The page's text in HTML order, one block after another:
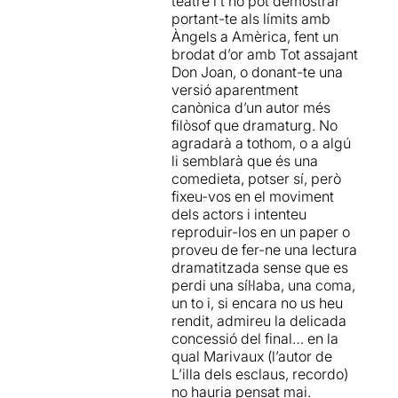
esdevingut també... una
peça de museu.
Tot i així, no vull dir que
aquesta sigui una proposta
desdenyable. Josep Maria
Flotatsdirigeix sempre amb
molt de gust, i algunes
escenes -com per exemple
la del final- demostren que
segueix en plena forma i que
segurament no trigarà gaire
en donar-nos una altrapièce
bien faite.Tant de bo que
pugui tornar a ser al TNC.
polèmica destitució. La
proposta és molt
respectuosa amb l'esperit
de l'època en què es va
escriure i ha optat per una
posada en escena
preciosista que, per
moments, sembla la imatge
en moviment d'un quadre
d'estil rococó. No obstant
això, la lleugeresa del seu
argument funciona com a
objecte d'estudi però,
malgrat tenir un ritme
correcte, per l'espectador
actual, probablement, acabi
per fer-se llarga, previsible i
reiterativa. Com acostuma a
passar en aquests tipus
d'espectacles, els
personatges dels criats
(interpretats aquí pels molt
portant-te als límits amb
Àngels a Amèrica, fent un
brodat d’or amb Tot assajant
Don Joan, o donant-te una
versió aparentment
canònica d’un autor més
filòsof que dramaturg. No
agradarà a tothom, o a algú
li semblarà que és una
comedieta, potser sí, però
fixeu-vos en el moviment
dels actors i intenteu
reproduir-los en un paper o
proveu de fer-ne una lectura
dramatitzada sense que es
perdi una síl·laba, una coma,
un to i, si encara no us heu
rendit, admireu la delicada
concessió del final… en la
qual Marivaux (l’autor de
L’illa dels esclaus, recordo)
no hauria pensat mai.